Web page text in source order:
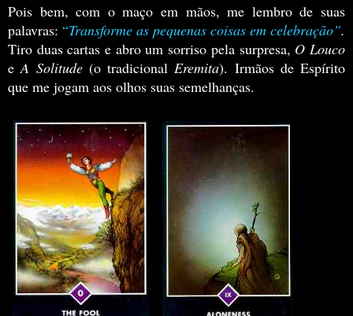
Pois bem, com o maço em mãos, me lembro de suas
palavras: “Transforme as pequenas coisas em celebração”.
Tiro duas cartas e abro um sorriso pela surpresa, O Louco
eA Solitude(o tradicional Eremita). Irmãos de Espírito
que me jogam aos olhos suas semelhanças.